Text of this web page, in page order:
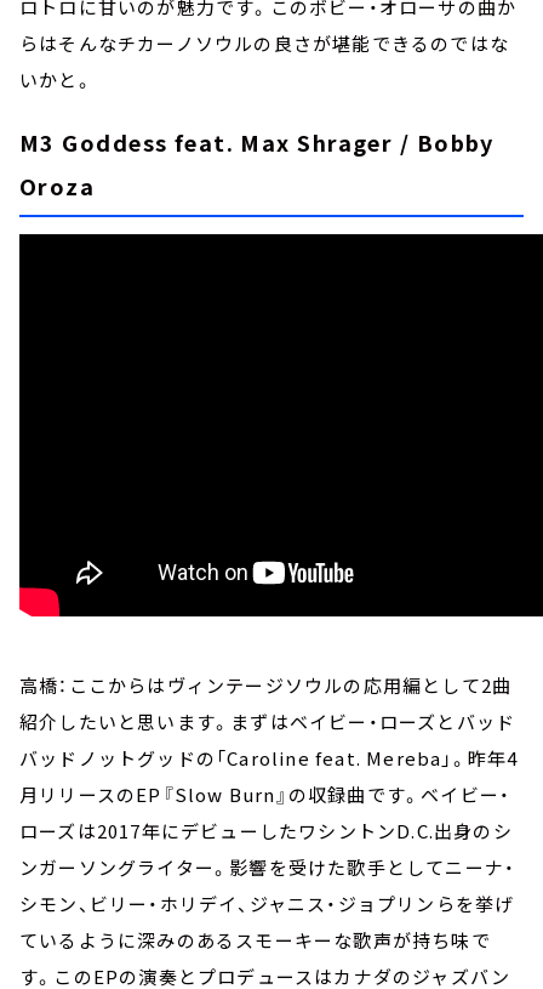
ロトロに甘いのが魅力です。このボビー・オローサの曲か
らはそんなチカーノソウルの良さが堪能できるのではな
いかと。
M3 Goddess feat. Max Shrager / Bobby
Oroza
高橋：ここからはヴィンテージソウルの応用編として2曲
紹介したいと思います。まずはベイビー・ローズとバッド
バッドノットグッドの「Caroline feat. Mereba」。昨年4
月リリースのEP『Slow Burn』の収録曲です。ベイビー・
ローズは2017年にデビューしたワシントンD.C.出身のシ
ンガーソングライター。影響を受けた歌手としてニーナ・
シモン、ビリー・ホリデイ、ジャニス・ジョプリンらを挙げ
ているように深みのあるスモーキーな歌声が持ち味で
す。このEPの演奏とプロデュースはカナダのジャズバン